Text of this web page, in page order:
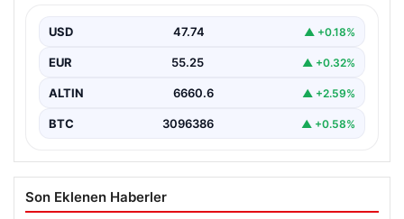
USD 47.74 ▲ +0.18%
EUR 55.25 ▲ +0.32%
ALTIN 6660.6 ▲ +2.59%
BTC 3096386 ▲ +0.58%
Son Eklenen Haberler